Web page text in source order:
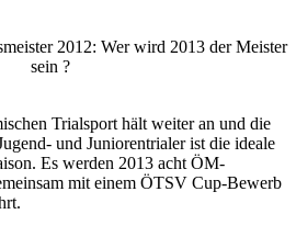
2012: Wer wird 2013 der Meister
sein ?
Trialsport hält weiter an und die
und Juniorentrialer ist die ideale
Es werden 2013 acht ÖM-
mit einem ÖTSV Cup-Bewerb